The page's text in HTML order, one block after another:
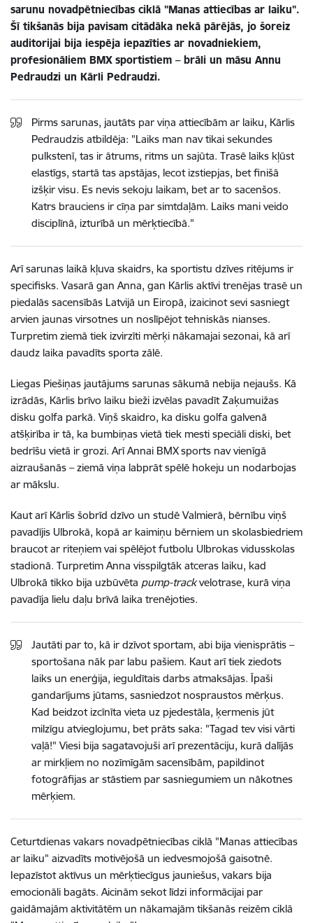
sarunu novadpētniecības ciklā "Manas attiecības ar laiku".
Šī tikšanās bija pavisam citādāka nekā pārējās, jo šoreiz
auditorijai bija iespēja iepazīties ar novadniekiem,
profesionāliem BMX sportistiem – brāli un māsu Annu
Pedraudzi un Kārli Pedraudzi.
Pirms sarunas, jautāts par viņa attiecībām ar laiku, Kārlis
Pedraudzis atbildēja: "Laiks man nav tikai sekundes
pulkstenī, tas ir ātrums, ritms un sajūta. Trasē laiks kļūst
elastīgs, startā tas apstājas, lecot izstiepjas, bet finišā
izšķir visu. Es nevis sekoju laikam, bet ar to sacenšos.
Katrs brauciens ir cīņa par simtdaļām. Laiks mani veido
disciplīnā, izturībā un mērķtiecībā."
Arī sarunas laikā kļuva skaidrs, ka sportistu dzīves ritējums ir
specifisks. Vasarā gan Anna, gan Kārlis aktīvi trenējas trasē un
piedalās sacensībās Latvijā un Eiropā, izaicinot sevi sasniegt
arvien jaunas virsotnes un noslīpējot tehniskās nianses.
Turpretim ziemā tiek izvirzīti mērķi nākamajai sezonai, kā arī
daudz laika pavadīts sporta zālē.
Liegas Piešiņas jautājums sarunas sākumā nebija nejaušs. Kā
izrādās, Kārlis brīvo laiku bieži izvēlas pavadīt Zaķumuižas
disku golfa parkā. Viņš skaidro, ka disku golfa galvenā
atšķirība ir tā, ka bumbiņas vietā tiek mesti speciāli diski, bet
bedrīšu vietā ir grozi. Arī Annai BMX sports nav vienīgā
aizraušanās – ziemā viņa labprāt spēlē hokeju un nodarbojas
ar mākslu.
Kaut arī Kārlis šobrīd dzīvo un studē Valmierā, bērnību viņš
pavadījis Ulbrokā, kopā ar kaimiņu bērniem un skolasbiedriem
braucot ar riteņiem vai spēlējot futbolu Ulbrokas vidusskolas
stadionā. Turpretim Anna visspilgtāk atceras laiku, kad
Ulbrokā tikko bija uzbūvēta pump-trackvelotrase, kurā viņa
pavadīja lielu daļu brīvā laika trenējoties.
Jautāti par to, kā ir dzīvot sportam, abi bija vienisprātis –
sportošana nāk par labu pašiem. Kaut arī tiek ziedots
laiks un enerģija, ieguldītais darbs atmaksājas. Īpaši
gandarījums jūtams, sasniedzot nospraustos mērķus.
Kad beidzot izcīnīta vieta uz pjedestāla, ķermenis jūt
milzīgu atvieglojumu, bet prāts saka: "Tagad tev visi vārti
vaļā!" Viesi bija sagatavojuši arī prezentāciju, kurā dalījās
ar mirkļiem no nozīmīgām sacensībām, papildinot
fotogrāfijas ar stāstiem par sasniegumiem un nākotnes
mērķiem.
Ceturtdienas vakars novadpētniecības ciklā "Manas attiecības
ar laiku" aizvadīts motivējošā un iedvesmojošā gaisotnē.
Iepazīstot aktīvus un mērķtiecīgus jauniešus, vakars bija
emocionāli bagāts. Aicinām sekot līdzi informācijai par
gaidāmajām aktivitātēm un nākamajām tikšanās reizēm ciklā